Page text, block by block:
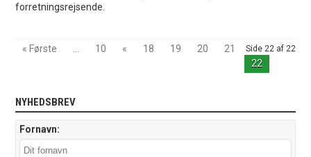
forretningsrejsende.
Side 22 af 22
« Første 10 « 18 19 20
21
22
NYHEDSBREV
Fornavn: